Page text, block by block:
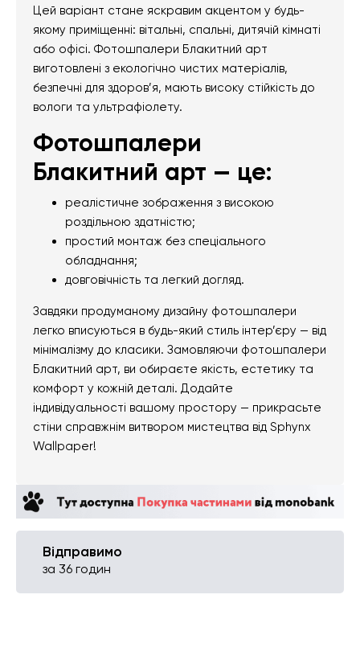
Цей варіант стане яскравим акцентом у будь-
якому приміщенні: вітальні, спальні, дитячій кімнаті
або офісі. Фотошпалери Блакитний арт
виготовлені з екологічно чистих матеріалів,
безпечні для здоров’я, мають високу стійкість до
вологи та ультрафіолету.
Фотошпалери
Блакитний арт — це:
реалістичне зображення з високою
роздільною здатністю;
простий монтаж без спеціального
обладнання;
довговічність та легкий догляд.
Завдяки продуманому дизайну фотошпалери
легко вписуються в будь-який стиль інтер’єру — від
мінімалізму до класики. Замовляючи фотошпалери
Блакитний арт, ви обираєте якість, естетику та
комфорт у кожній деталі. Додайте
індивідуальності вашому простору — прикрасьте
стіни справжнім витвором мистецтва від Sphynx
Wallpaper!
Відправимо
за 36 годин